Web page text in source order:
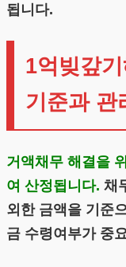
됩니다.
1억빚갚
기준과 관
거액채무 해결을
여 산정됩니다. 채
외한 금액을 기준
금 수령여부가 중